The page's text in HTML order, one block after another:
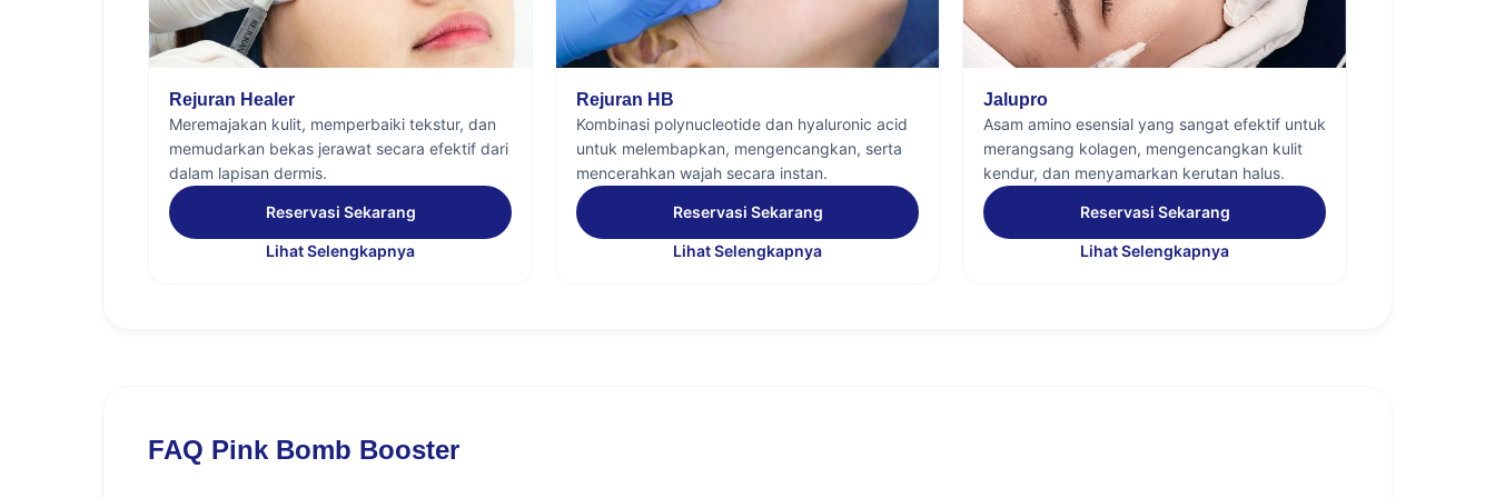
Rejuran Healer
Meremajakan kulit, memperbaiki tekstur, dan
memudarkan bekas jerawat secara efektif dari
dalam lapisan dermis.
Reservasi Sekarang
Lihat Selengkapnya
Rejuran HB
Kombinasi polynucleotide dan hyaluronic acid
untuk melembapkan, mengencangkan, serta
mencerahkan wajah secara instan.
Reservasi Sekarang
Lihat Selengkapnya
Jalupro
Asam amino esensial yang sangat efektif untuk
merangsang kolagen, mengencangkan kulit
kendur, dan menyamarkan kerutan halus.
Reservasi Sekarang
Lihat Selengkapnya
FAQ Pink Bomb Booster